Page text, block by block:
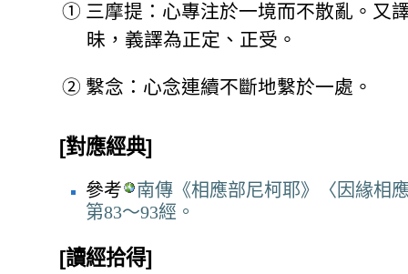
① 三摩提：心專注於一境而不散亂。又
昧，義譯為正定、正受。
② 繫念：心念連續不斷地繫於一處。
[對應經典]
參考
南傳《相應部尼柯耶》〈因緣相
第83～93經。
[讀經拾得]